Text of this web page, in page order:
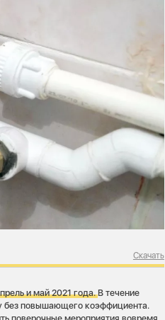
Скачать
и май 2021 года.В течение
без повышающего коэффициента.